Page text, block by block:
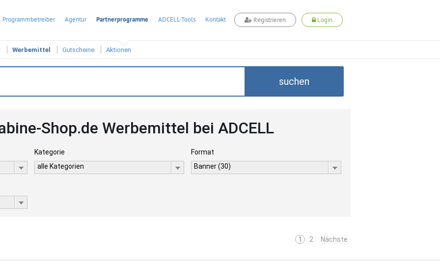
Programmbetreiber Agentur Partnerprogramme ADCELL-Tools Kontakt Registrieren Login
Werbemittel Gutscheine Aktionen
suchen
Shop.de Werbemittel bei ADCELL
Kategorie
alle Kategorien
Format
Banner (30)
1 2 Nächste